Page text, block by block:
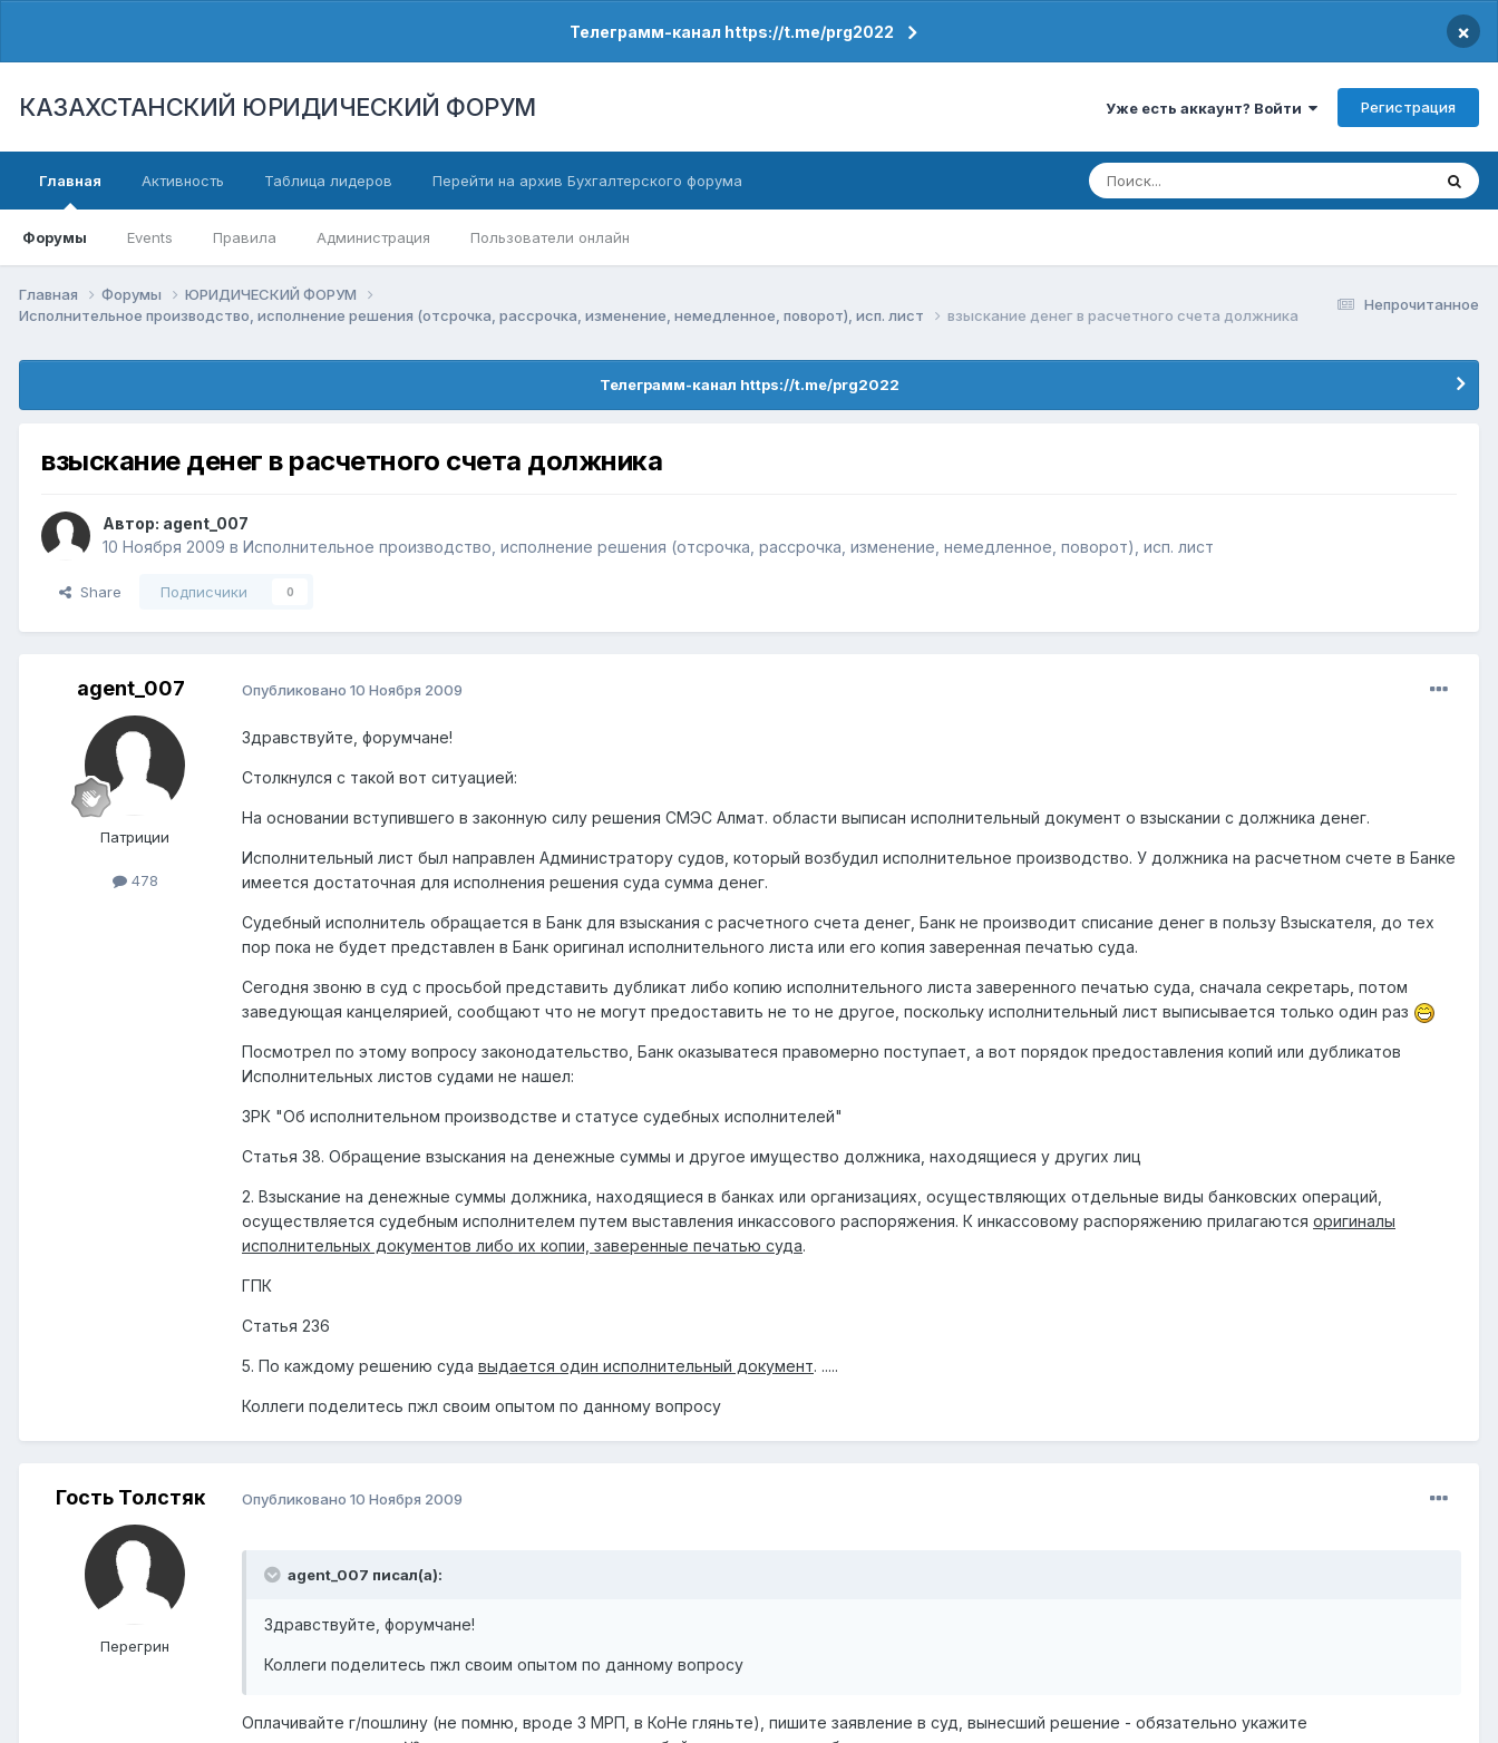
Телеграмм-канал https://t.me/prg2022 ×
КАЗАХСТАНСКИЙ ЮРИДИЧЕСКИЙ ФОРУМ Уже есть аккаунт? Войти Регистрация
Главная
Форумы Events Правила Администрация Пользователи онлайн
Активность Таблица лидеров Перейти на архив Бухгалтерского форума
Непрочитанное
Главная Форумы
ЮРИДИЧЕСКИЙ ФОРУМ
Исполнительное производство, исполнение решения (отсрочка, рассрочка, изменение, немедленное, поворот), исп. лист
взыскание денег в расчетного счета должника
Телеграмм-канал https://t.me/prg2022
взыскание денег в расчетного счета должника
Автор: agent_007
10 Ноября 2009 в Исполнительное производство, исполнение решения (отсрочка, рассрочка, изменение, немедленное, поворот), исп. лист
Share Подписчики 0
agent_007
Патриции
478
Опубликовано 10 Ноября 2009
Здравствуйте, форумчане!
Столкнулся с такой вот ситуацией:
На основании вступившего в законную силу решения СМЭС Алмат. области выписан исполнительный документ о взыскании с должника денег.
Исполнительный лист был направлен Администратору судов, который возбудил исполнительное производство. У должника на расчетном счете в Банке
имеется достаточная для исполнения решения суда сумма денег.
Судебный исполнитель обращается в Банк для взыскания с расчетного счета денег, Банк не производит списание денег в пользу Взыскателя, до тех
пор пока не будет представлен в Банк оригинал исполнительного листа или его копия заверенная печатью суда.
Сегодня звоню в суд с просьбой представить дубликат либо копию исполнительного листа заверенного печатью суда, сначала секретарь, потом
заведующая канцелярией, сообщают что не могут предоставить не то не другое, поскольку исполнительный лист выписывается только один раз
Посмотрел по этому вопросу законодательство, Банк оказыватеся правомерно поступает, а вот порядок предоставления копий или дубликатов
Исполнительных листов судами не нашел:
ЗРК "Об исполнительном производстве и статусе судебных исполнителей"
Статья 38. Обращение взыскания на денежные суммы и другое имущество должника, находящиеся у других лиц
2. Взыскание на денежные суммы должника, находящиеся в банках или организациях, осуществляющих отдельные виды банковских операций,
осуществляется судебным исполнителем путем выставления инкассового распоряжения. К инкассовому распоряжению прилагаются оригиналы
исполнительных документов либо их копии, заверенные печатью суда.
ГПК
Статья 236
5. По каждому решению суда выдается один исполнительный документ. .....
Коллеги поделитесь пжл своим опытом по данному вопросу
Гость Толстяк
Перегрин
Опубликовано 10 Ноября 2009
agent_007 писал(а):
Здравствуйте, форумчане!
Коллеги поделитесь пжл своим опытом по данному вопросу
Оплачивайте г/пошлину (не помню, вроде 3 МРП, в КоНе гляньте), пишите заявление в суд, вынесший решение - обязательно укажите